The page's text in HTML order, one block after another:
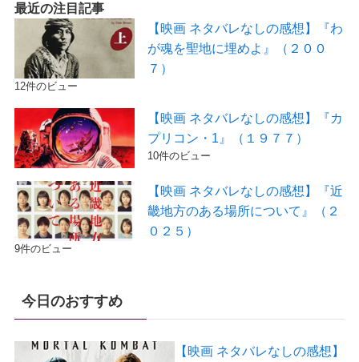
最近の注目記事
【映画 ネタバレなしの感想】『わ
が魂を聖地に埋めよ』（２００
７）
12件のビュー
【映画 ネタバレなしの感想】『カ
プリコン・1』（１９７７）
10件のビュー
【映画 ネタバレなしの感想】『近
畿地方のある場所について』（２
０２５）
9件のビュー
今日のおすすめ
【映画 ネタバレなしの感想】